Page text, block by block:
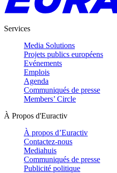
Services
Media Solutions
Projets publics européens
Evénements
Emplois
Agenda
Communiqués de presse
Members’ Circle
À Propos d'Euractiv
À propos d’Euractiv
Contactez-nous
Mediahuis
Communiqués de presse
Publicité politique